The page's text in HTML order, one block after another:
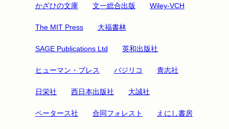
かざひの文庫 文一総合出版 Wiley-VCH
The MIT Press 大福書林
SAGE Publications Ltd 英和出版社
ヒューマン・プレス バジリコ 青志社
日栄社 西日本出版社 大誠社
ペータース社 合同フォレスト えにし書房